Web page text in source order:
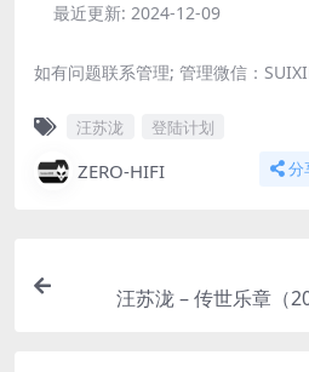
最近更新: 2024-12-09
如有问题联系管理; 管理微信：
汪苏泷 登陆计划
ZERO-HIFI 分
汪苏泷 – 传世乐章（